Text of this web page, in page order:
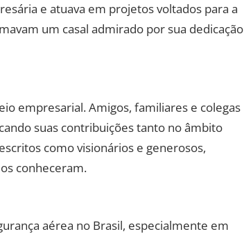
e atuava em projetos voltados para a
um casal admirado por sua dedicação
empresarial. Amigos, familiares e colegas
suas contribuições tanto no âmbito
como visionários e generosos,
conheceram.
aérea no Brasil, especialmente em